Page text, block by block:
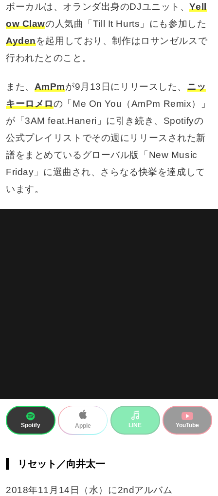
ボーカルは、オランダ出身のDJユニット、Yell
ow Clawの人気曲「Till It Hurts」にも参加した
Aydenを起用しており、制作はロサンゼルスで
行われたとのこと。
また、 AmPmが9月13日にリリースした、 ニッ
キーロメロの「Me On You（AmPm Remix）」
が「3AM feat.Haneri」に引き続き、Spotifyの
公式プレイリストでその週にリリースされた新
譜をまとめているグローバル版「New Music
Friday」に選曲され、さらなる快挙を達成して
います。
Spotify Apple LINE YouTube
リセット／向井太一
2018年11月14日（水）に2ndアルバム